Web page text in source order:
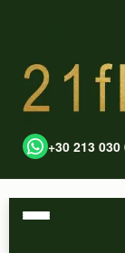
+30 213 030